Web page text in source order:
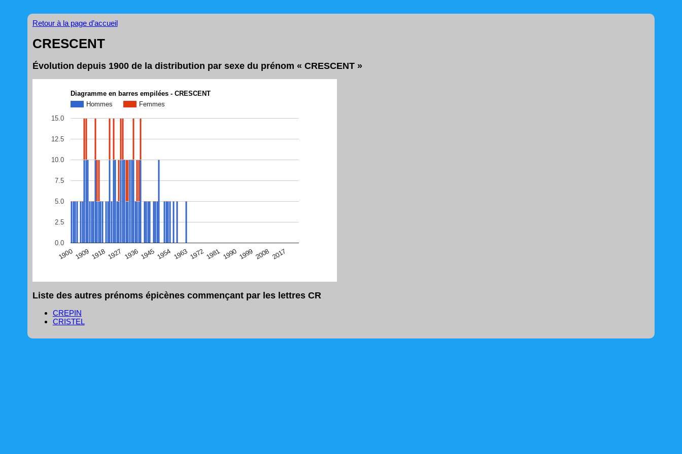
Retour à la page d’accueil
CRESCENT
Évolution depuis 1900 de la distribution par sexe du prénom « CRESCENT »
Diagramme en barres empilées - CRESCENT
Hommes
Femmes
1900 1909 1918 1927 1936 1945 1954 1963 19721981 1990 1999 2008 2017
0.0
2.5
5.0
7.5
10.0
12.5
15.0
Liste des autres prénoms épicènes commençant par les lettres CR
CREPIN
CRISTEL